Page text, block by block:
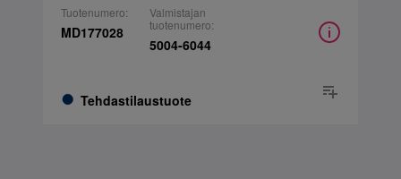
Tuotenumero:
MD177028
Tehdastilaustuote
Valmistajan
tuotenumero:
5004-6044